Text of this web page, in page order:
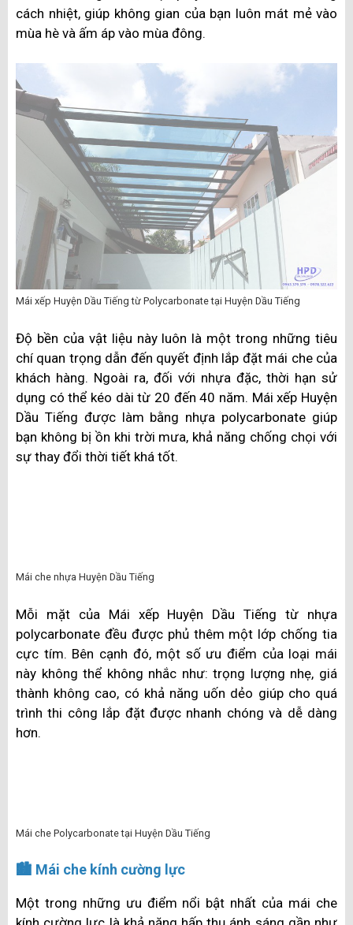
cách nhiệt, giúp không gian của bạn luôn mát mẻ vào
mùa hè và ấm áp vào mùa đông.
Mái xếp Huyện Dầu Tiếng từ Polycarbonate tại Huyện Dầu Tiếng
Độ bền của vật liệu này luôn là một trong những tiêu
chí quan trọng dẫn đến quyết định lắp đặt mái che của
khách hàng. Ngoài ra, đối với nhựa đặc, thời hạn sử
dụng có thể kéo dài từ 20 đến 40 năm. Mái xếp Huyện
Dầu Tiếng được làm bằng nhựa polycarbonate giúp
bạn không bị ồn khi trời mưa, khả năng chống chọi với
sự thay đổi thời tiết khá tốt.
polycarbonate đều được phủ thêm một lớp chống tia
cực tím
. Bên cạnh đó, một số ưu điểm của loại mái
này không thể không nhắc như: trọng lượng nhẹ, giá